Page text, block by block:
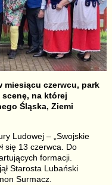
miesiącu czerwcu, park
scenę, na której
Śląska, Ziemi
Ludowej – „Swojskie
się 13 czerwca. Do
formacji.
Starosta Lubański
Surmacz.